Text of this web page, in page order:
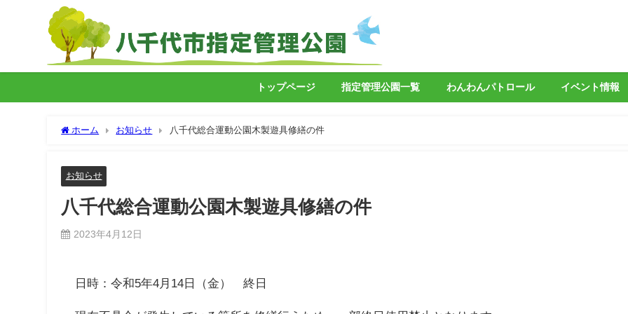
トップページ 指定管理公園一覧 わんわんパトロール イベント情報
ホーム お知らせ 八千代総合運動公園木製遊具修繕の件
お知らせ
八千代総合運動公園木製遊具修繕の件
2023年4月12日
日時：令和5年4月14日（金） 終日